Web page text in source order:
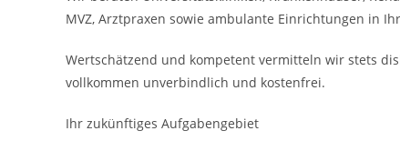
MVZ, Arztpraxen sowie ambulante Einrichtungen in
Wertschätzend und kompetent vermitteln wir stets
vollkommen unverbindlich und kostenfrei.
Ihr zukünftiges Aufgabengebiet